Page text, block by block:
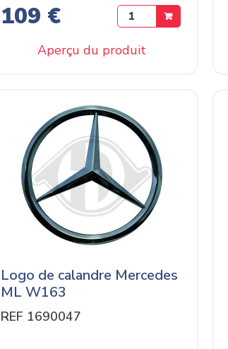
109 €
Aperçu du produit
Logo de calandre Mercedes
ML W163
REF 1690047